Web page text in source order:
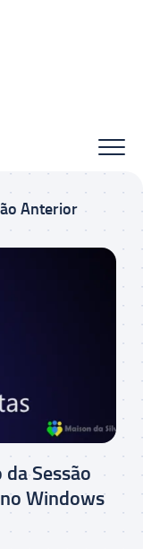
Anterior
Sessão
Windows